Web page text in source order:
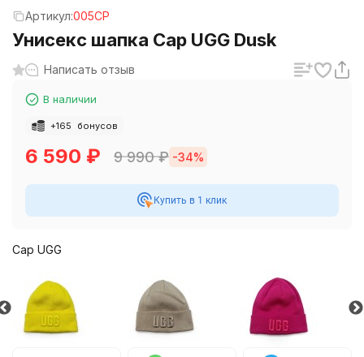
Артикул:005CP
Унисекс шапка Cap UGG Dusk
Написать отзыв
В наличии
+165 бонусов
6 590 ₽ 9 990₽ -34%
Купить в 1 клик
Cap UGG